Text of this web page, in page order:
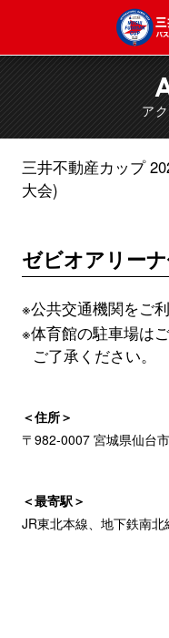
ア
三井不動産カップ
大会)
ゼビオアリー
※公共交通機関をご利
※体育館の駐車場は
ご了承ください。
＜住所＞
〒982-0007 宮城県仙台
＜最寄駅＞
JR東北本線、地下鉄南